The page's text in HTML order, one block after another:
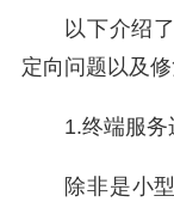
以下介绍
定向问题以及修
1.终端服
除非是小